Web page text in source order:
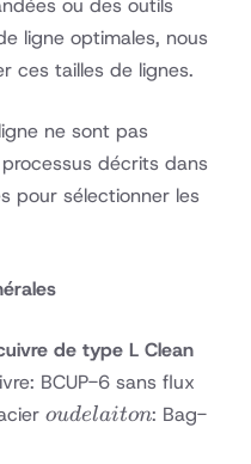
ligne optimales, nous
ces tailles de lignes.
ne sont pas
décrits dans
pour sélectionner les
de type L Clean
BCUP-6 sans flux
ou de
oudelaiton: Bag-